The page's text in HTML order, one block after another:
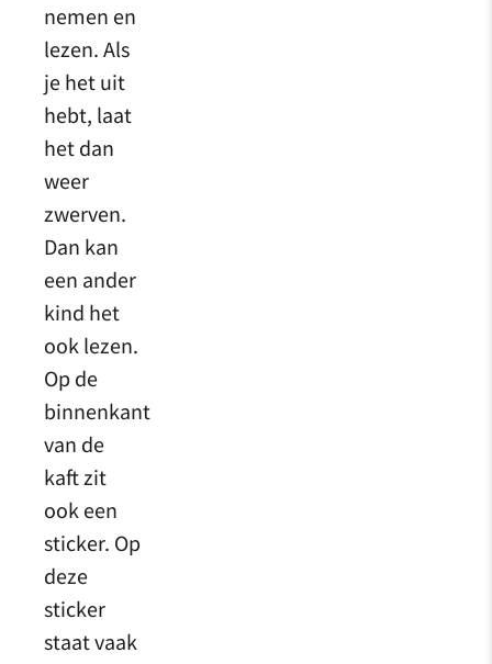
nemen en
lezen. Als
je het uit
hebt, laat
het dan
weer
zwerven.
Dan kan
een ander
kind het
ook lezen.
Op de
binnenkant
van de
kaft zit
ook een
sticker. Op
deze
sticker
staat vaak